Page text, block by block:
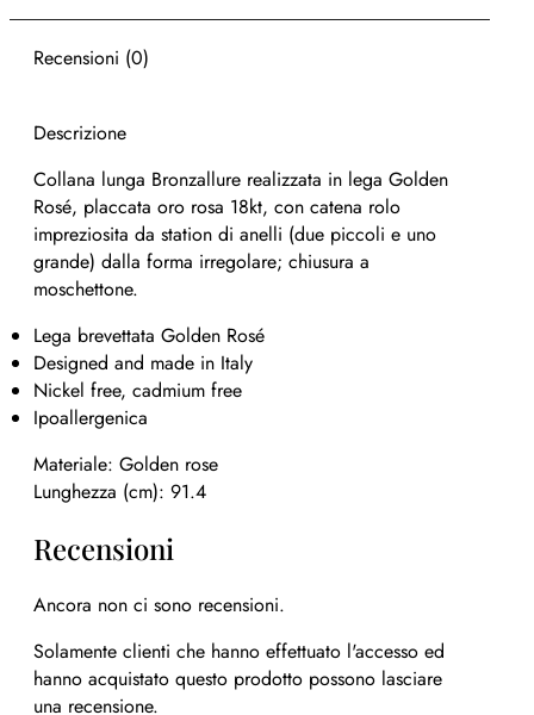
Recensioni (0)
Descrizione
Collana lunga Bronzallure realizzata in lega Golden
Rosé, placcata oro rosa 18kt, con catena rolo
impreziosita da station di anelli (due piccoli e uno
grande) dalla forma irregolare; chiusura a
moschettone.
Lega brevettata Golden Rosé
Designed and made in Italy
Nickel free, cadmium free
Ipoallergenica
Materiale: Golden rose
Lunghezza (cm): 91.4
Recensioni
Ancora non ci sono recensioni.
Solamente clienti che hanno effettuato l'accesso ed
hanno acquistato questo prodotto possono lasciare
una recensione.